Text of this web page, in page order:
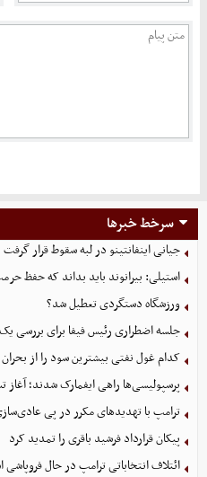
سرخط خبرها
جیانی اینفانتینو در لبه سقوط قرار گرفت
استیلی: بیرانوند باید بداند که
ورزشگاه دستگردی تعطیل شد؟
جلسه اضطراری رئیس فیفا برای بررسی
کدام غول نفتی بیشترین سود را از
پرسپولیسی‌ها راهی ایفمارک شدند؛
ترامپ با تهدیدهای مکرر در پی
پیکان قرارداد فرشید باقری را تمدید کرد
ائتلاف انتخاباتی ترامپ در حال